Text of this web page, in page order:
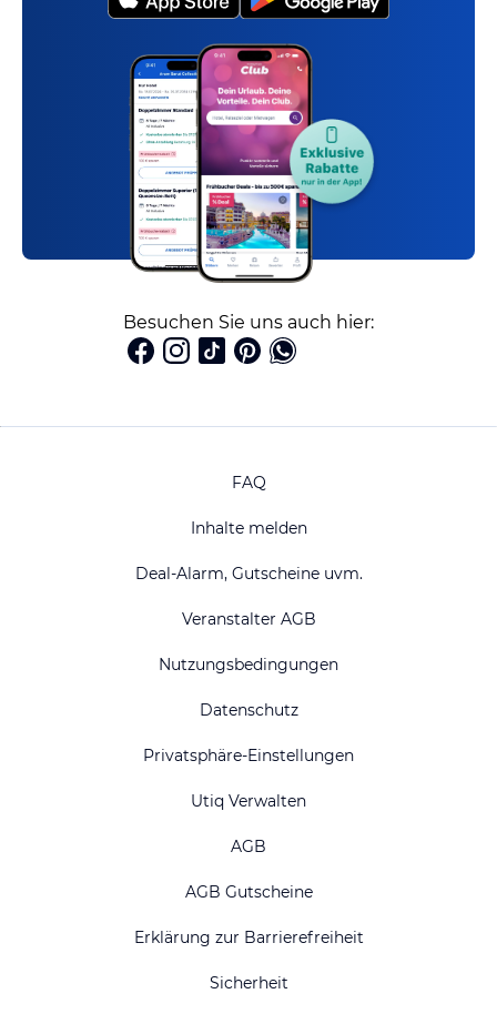
Besuchen Sie uns auch hier:
FAQ
Inhalte melden
Deal-Alarm, Gutscheine uvm.
Veranstalter AGB
Nutzungsbedingungen
Datenschutz
Privatsphäre-Einstellungen
Utiq Verwalten
AGB
AGB Gutscheine
Erklärung zur Barrierefreiheit
Sicherheit